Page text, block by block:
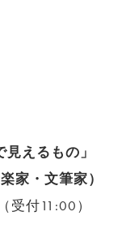
えるもの」
家・文筆家）
受付11:00）